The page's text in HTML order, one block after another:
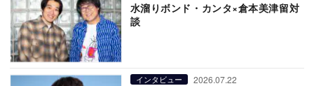
水溜りボンド・カンタ×倉本美津留対
談
インタビュー 2026.07.22